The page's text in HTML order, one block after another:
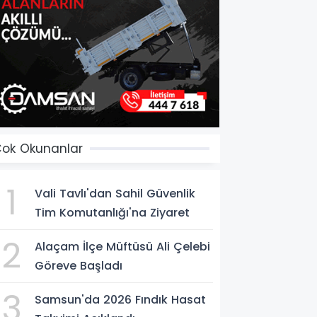
Okunanlar
1
Vali Tavlı'dan Sahil Güvenlik
Tim Komutanlığı'na Ziyaret
2
Alaçam İlçe Müftüsü Ali Çelebi
Göreve Başladı
Samsun'da 2026 Fındık Hasat